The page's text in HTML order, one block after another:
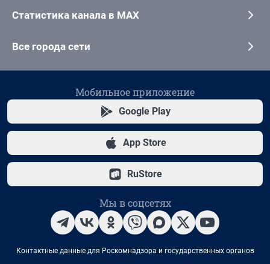
Статистика канала в MAX
Все города сети
Мобильное приложение
Google Play
App Store
RuStore
Мы в соцсетях
Контактные данные для Роскомнадзора и государственных органов